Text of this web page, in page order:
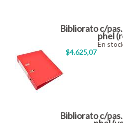
Bibliorato c/
phel
$4.625,07
En
Bibliorato c/